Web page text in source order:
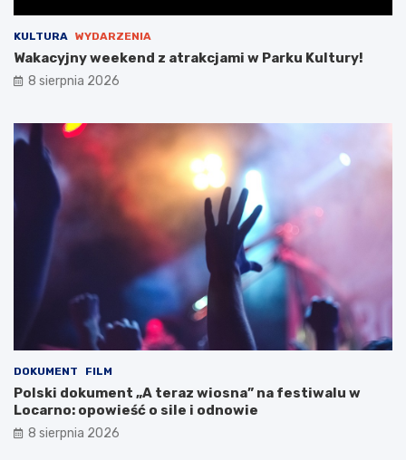
KULTURA WYDARZENIA
Wakacyjny weekend z atrakcjami w Parku Kultury!
8 sierpnia 2026
DOKUMENT FILM
Polski dokument „A teraz wiosna” na festiwalu w
Locarno: opowieść o sile i odnowie
8 sierpnia 2026